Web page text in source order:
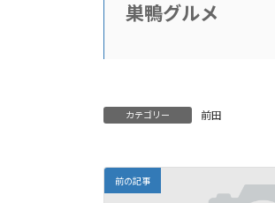
巣鴨グルメ
カテゴリー 前田
前の記事